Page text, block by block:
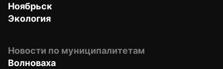
Ноябрьск
Экология
Новости по муниципалитетам
Волноваха